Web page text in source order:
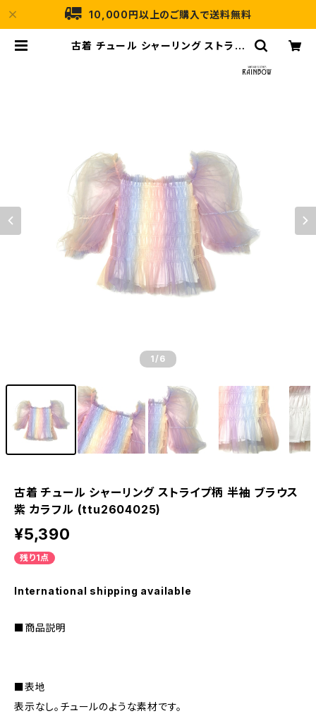
10,000円以上のご購入で送料無料
古着 チュール シャーリング ストライ
1 /6
古着 チュール シャーリング ストライプ柄 半袖 ブラウス
紫 カラフル (ttu2604025)
¥5,390
残り1点
International shipping available
■商品説明
■表地
表示なし。チュールのような素材です。